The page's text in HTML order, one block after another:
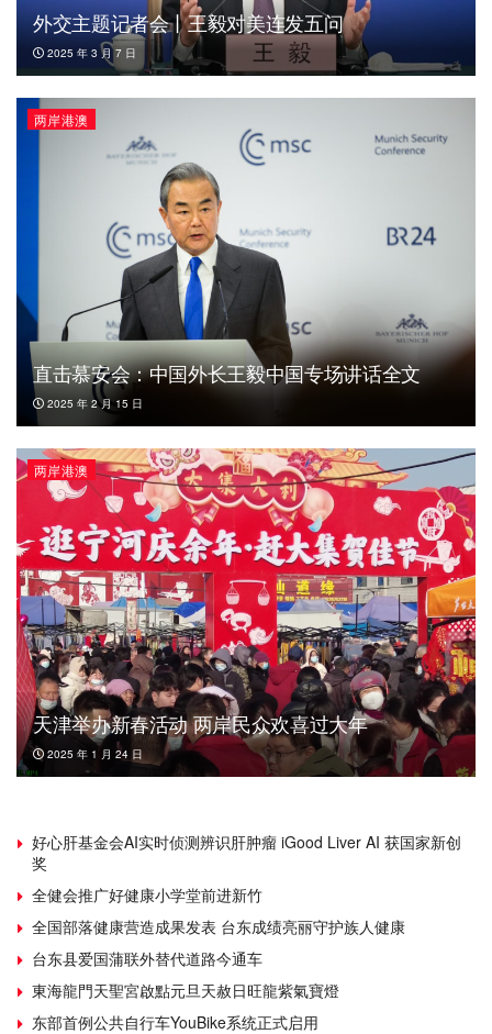
外交主题记者会丨王毅对美连发五问
2025 年 3 月 7 日
两岸港澳
直击慕安会：中国外长王毅中国专场讲话全文
2025 年 2 月 15 日
两岸港澳
天津举办新春活动 两岸民众欢喜过大年
2025 年 1 月 24 日
好心肝基金会AI实时侦测辨识肝肿瘤 iGood Liver AI 获国家新创
奖
全健会推广好健康小学堂前进新竹
全国部落健康营造成果发表 台东成绩亮丽守护族人健康
台东县爱国蒲联外替代道路今通车
東海龍門天聖宮啟點元旦天赦日旺龍紫氣寶燈
东部首例公共自行车YouBike系统正式启用